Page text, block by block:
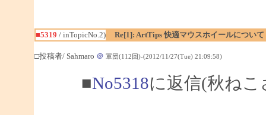
■5319 / inTopicNo.2) Re[1]: ArtTips 快適マウスホイールについて
□投稿者/ Sahmaro ＠ 軍団(112回)-(2012/11/27(Tue) 21:09:58)
■No5318に返信(秋ね